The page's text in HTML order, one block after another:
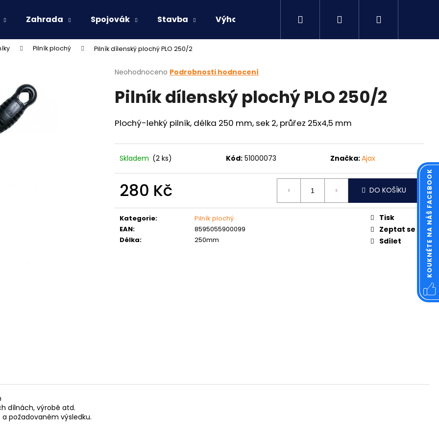
Zahrada Spojovák Stavba Výhodné sety Kontakty Přihlášení
Pilník plochý Pilník dílenský plochý PLO 250/2
Průměrné
produktu
je
z
5
Neohodnoceno Podrobnosti hodnocení
Pilník dílenský plochý PLO 250/2
Plochý-lehký pilník, délka 250 mm, sek 2, průřez 25x4,5 mm
Skladem (2 ks) Kód: 51000073 Značka:Ajax
280 Kč
cena:
DO KOŠÍKU
Kategorie:
Pilník plochý
EAN:
8595055900099
Délka: 250mm
Tisk
Zeptat se
Sdílet
dílnách, výrobě atd.
požadovaném výsledku.
Co potřebujete najít?
HLEDAT
Následující
MATICE ŠESTIHRANNÁ PRODLOUŽENÁ
PODLOŽKA PÉROVÁ ČTVERCOVÁ NEREZ
KOUKNĚTE NA NÁŠ FACEBOOK